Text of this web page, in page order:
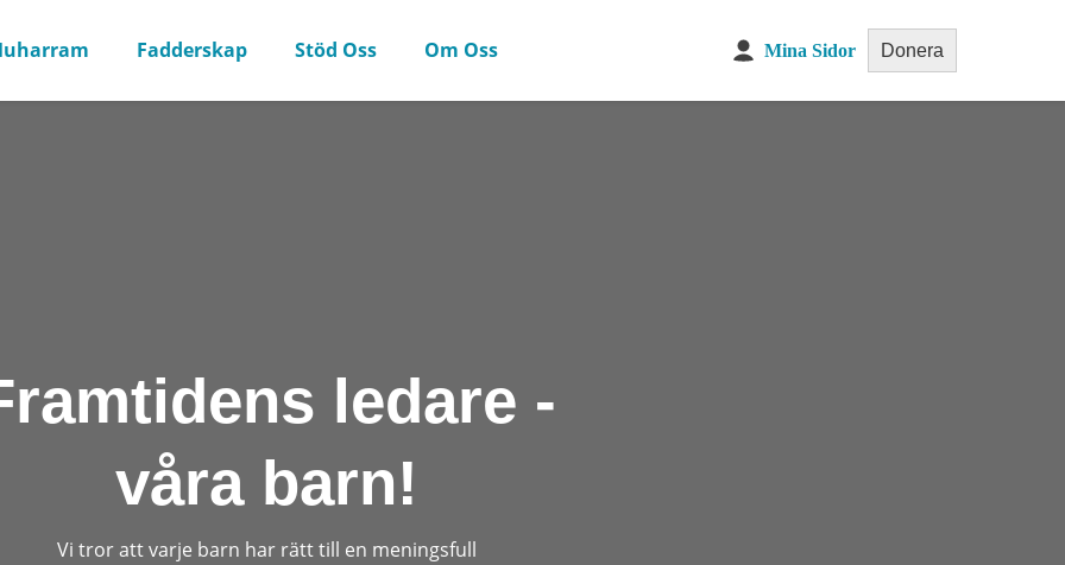
Fadderskap Stöd Oss Om Oss Mina Sidor Donera
ledare -
våra barn!
Vi tror att varje barn har rätt till en meningsfull